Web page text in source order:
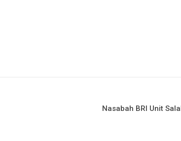
Nasabah BRI Unit